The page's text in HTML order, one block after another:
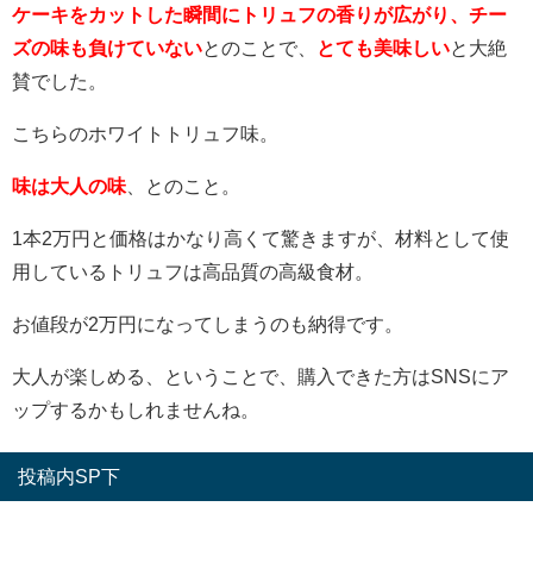
ケーキをカットした瞬間にトリュフの香りが広がり、チー
ズの味も負けていないとのことで、 とても美味しいと大絶
賛でした。
こちらのホワイトトリュフ味。
味は大人の味 、とのこと。
1本2万円と価格はかなり高くて驚きますが、材料として使
用しているトリュフは高品質の高級食材。
お値段が2万円になってしまうのも納得です。
大人が楽しめる、ということで、購入できた方はSNSにア
ップするかもしれませんね。
投稿内SP下